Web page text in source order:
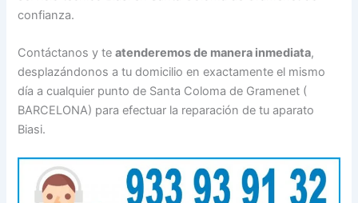
confianza.
Contáctanos y teatenderemos de manera inmediata,
desplazándonos a tu domicilio en exactamente el mismo
día a cualquier punto de Santa Coloma de Gramenet (
BARCELONA) para efectuar la reparación de tu aparato
Biasi.